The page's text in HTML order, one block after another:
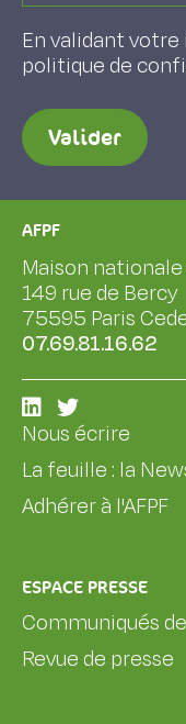
En validant
politique de
Valider
AFPF
Maison
149 rue de Bercy
75595 Paris
07.69.81.16.62
Nous écrire
La feuille : la
Adhérer à l'AFPF
ESPACE PRESSE
Communiqués
Revue de presse